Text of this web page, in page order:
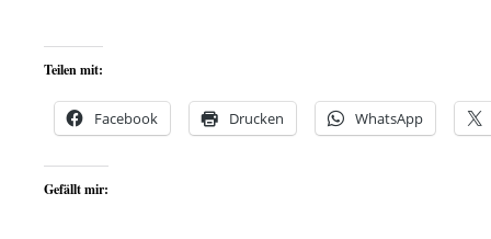
Teilen mit:
Facebook Drucken WhatsApp
Gefällt mir: